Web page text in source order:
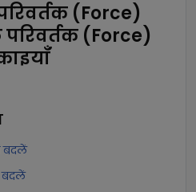
(Force)
(Force)
बदलें
बदलें